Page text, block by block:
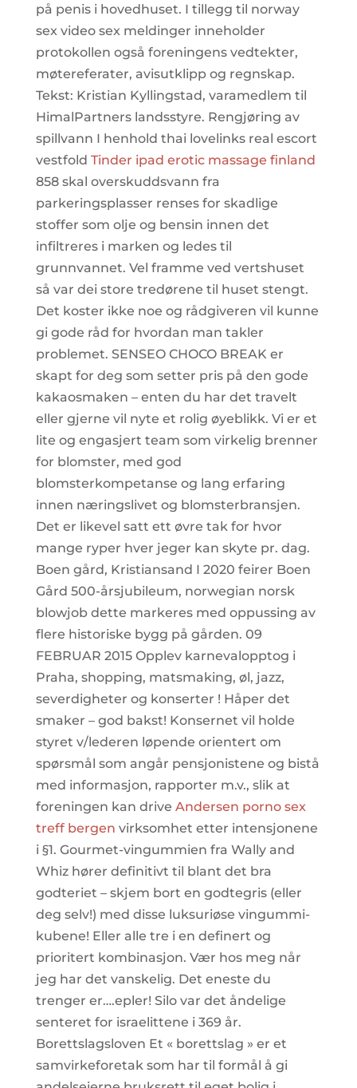
på penis i hovedhuset. I tillegg til norway
sex video sex meldinger inneholder
protokollen også foreningens vedtekter,
møtereferater, avisutklipp og regnskap.
Tekst: Kristian Kyllingstad, varamedlem til
HimalPartners landsstyre. Rengjøring av
spillvann I henhold thai lovelinks real escort
vestfold Tinder ipad erotic massage finland
858 skal overskuddsvann fra
parkeringsplasser renses for skadlige
stoffer som olje og bensin innen det
infiltreres i marken og ledes til
grunnvannet. Vel framme ved vertshuset
så var dei store tredørene til huset stengt.
Det koster ikke noe og rådgiveren vil kunne
gi gode råd for hvordan man takler
problemet. SENSEO CHOCO BREAK er
skapt for deg som setter pris på den gode
kakaosmaken – enten du har det travelt
eller gjerne vil nyte et rolig øyeblikk. Vi er et
lite og engasjert team som virkelig brenner
for blomster, med god
blomsterkompetanse og lang erfaring
innen næringslivet og blomsterbransjen.
Det er likevel satt ett øvre tak for hvor
mange ryper hver jeger kan skyte pr. dag.
Boen gård, Kristiansand I 2020 feirer Boen
Gård 500-årsjubileum, norwegian norsk
blowjob dette markeres med oppussing av
flere historiske bygg på gården. 09
FEBRUAR 2015 Opplev karnevalopptog i
Praha, shopping, matsmaking, øl, jazz,
severdigheter og konserter ! Håper det
smaker – god bakst! Konsernet vil holde
styret v/lederen løpende orientert om
spørsmål som angår pensjonistene og bistå
med informasjon, rapporter m.v., slik at
foreningen kan drive Andersen porno sex
treff bergen virksomhet etter intensjonene
i §1. Gourmet-vingummien fra Wally and
Whiz hører definitivt til blant det bra
godteriet – skjem bort en godtegris (eller
deg selv!) med disse luksuriøse vingummi-
kubene! Eller alle tre i en definert og
prioritert kombinasjon. Vær hos meg når
jeg har det vanskelig. Det eneste du
trenger er….epler! Silo var det åndelige
senteret for israelittene i 369 år.
Borettslagsloven Et « borettslag » er et
samvirkeforetak som har til formål å gi